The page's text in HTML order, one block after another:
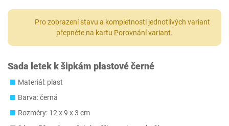
Pro zobrazení stavu a kompletnosti jednotlivých variant
přepněte na kartu Porovnání variant.
Sada letek k šipkám plastové černé
Materiál: plast
Barva: černá
Rozměry: ‎12 x 9 x 3 cm